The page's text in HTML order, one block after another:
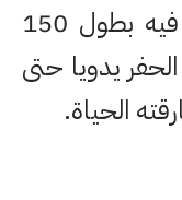
منحدر مواز للبئر الذي سقط فيه بطول 150
يدويا حتى
الحياة.​​​​​​​